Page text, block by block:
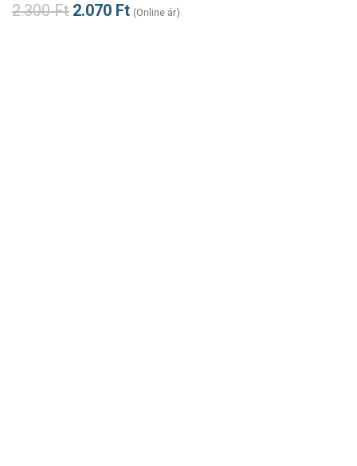
2.300Ft 2.070 Ft (Online ár)